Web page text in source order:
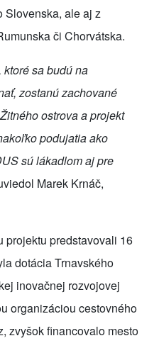
Slovenska, ale aj z
či Chorvátska.
ktoré sa budú na
zostanú zachované
ostrova a projekt
podujatia ako
sú lákadlom aj pre
Marek Krnáč,
projektu predstavovali 16
dotácia Trnavského
inovačnej rozvojovej
organizáciou cestovného
zvyšok financovalo mesto